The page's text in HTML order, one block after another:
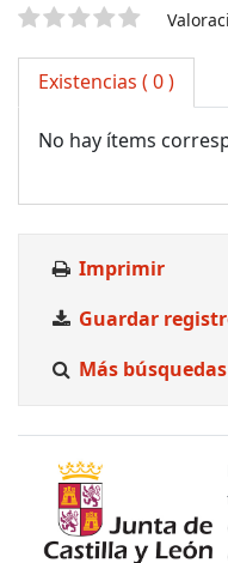
Valoración
Existencias ( 0 )
No hay ítems
Imprimir
Guardar
Más búsquedas